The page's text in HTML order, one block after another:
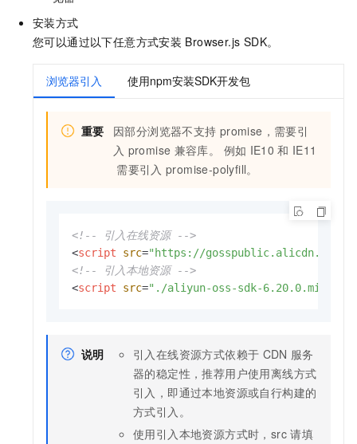
安装方式
您可以通过以下任意方式安装 Browser.js SDK。
浏览器引入 使用npm安装SDK开发包
重要 因部分浏览器不支持 promise，需要引
入 promise 兼容库。 例如 IE10 和 IE11
需要引入 promise-polyfill。
<!-- 引入在线资源 -->
<script src="https://gosspublic.alicdn.com/
<!-- 引入本地资源 -->
<script src="./aliyun-oss-sdk-6.20.0.min.js"
说明 引入在线资源方式依赖于 CDN 服务
器的稳定性，推荐用户使用离线方式
引入，即通过本地资源或自行构建的
方式引入。
使用引入本地资源方式时，src 请填